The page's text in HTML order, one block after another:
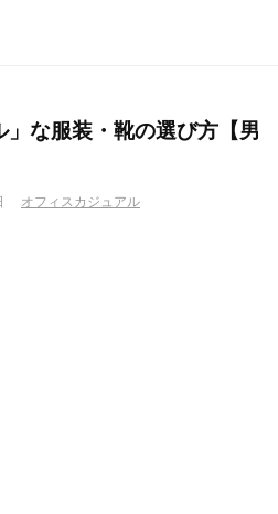
」な服装・靴の選び方【男
オフィスカジュアル